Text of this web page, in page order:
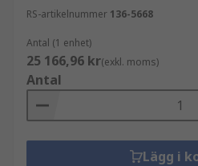
RS-artikelnummer 136-5668
Antal (1 enhet)
25 166,96 kr(exkl. moms)
Antal
Lägg i